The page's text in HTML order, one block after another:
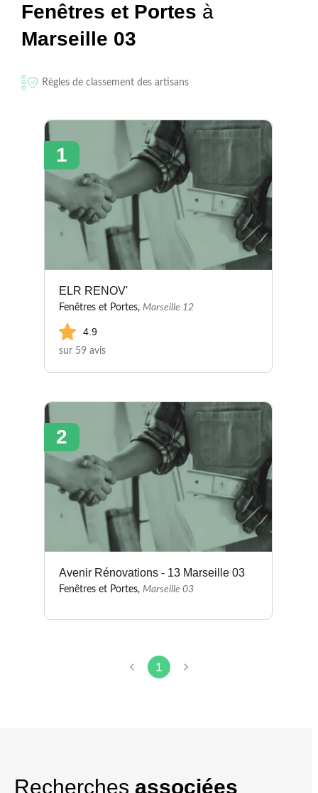
Fenêtres et Portes à
Marseille 03
Règles de classement des artisans
1
ELR RENOV'
Fenêtres et Portes, Marseille 12
4.9
sur 59 avis
2
Avenir Rénovations - 13 Marseille 03
Fenêtres et Portes, Marseille 03
1
Recherches associées